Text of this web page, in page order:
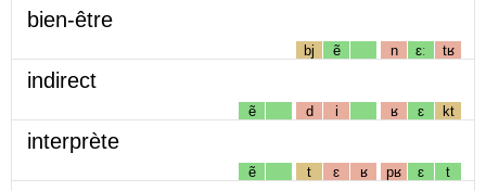
bien-être
bj ẽ n ɛː tʁ
indirect
ẽ d i ʁ ɛ kt
interprète
ẽ t ɛ ʁ pʁ ɛ t